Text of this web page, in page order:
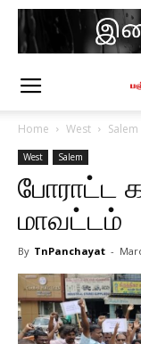
Home West Salem
West Salem
போராட்ட
மாவட்டம்
By TnPanchayat -